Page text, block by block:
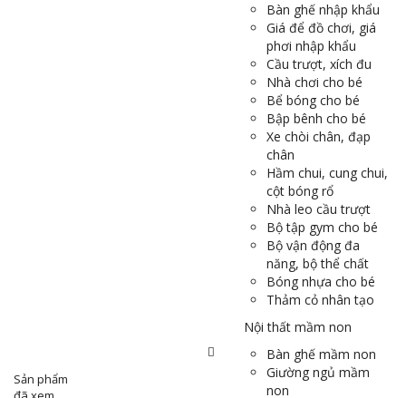
Sản phẩm
Bàn ghế nhập khẩu
Giá để đồ chơi, giá
phơi nhập khẩu
Cầu trượt, xích đu
Nhà chơi cho bé
Bể bóng cho bé
Bập bênh cho bé
Xe chòi chân, đạp
chân
Hầm chui, cung chui,
cột bóng rổ
Nhà leo cầu trượt
Bộ tập gym cho bé
Bộ vận động đa
năng, bộ thể chất
Bóng nhựa cho bé
Thảm cỏ nhân tạo
Nội thất mầm non
Bàn ghế mầm non
Giường ngủ mầm
non